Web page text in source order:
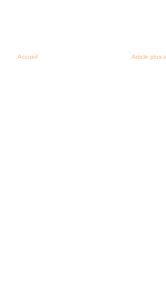
Article plus
Accueil